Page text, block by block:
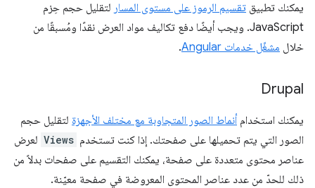
يمكنك تطبيق تقسيم الرموز على مستوى المسار لتقليل حجم حِزم
JavaScript. ويجب أيضًا دفع تكاليف مواد العرض نقدًا ومُسبقًا من
خلال مشغّل خدمات Angular .
Drupal
يمكنك استخدام أنماط الصور المتجاوبة مع مختلف الأجهزة لتقليل حجم
الصور التي يتم تحميلها على صفحتك. إذا كنت تستخدم Views لعرض
عناصر محتوى متعددة على صفحة، يمكنك التقسيم على صفحات بدلاً من
ذلك للحدّ من عدد عناصر المحتوى المعروضة في صفحة معيّنة.